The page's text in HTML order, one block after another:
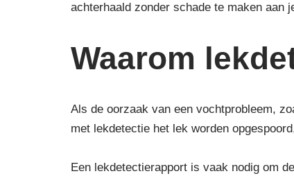
achterhaald zonder schade te maken aan
Waarom
Als de oorzaak van een vochtprobleem,
met lekdetectie het lek worden
Een lekdetectierapport is vaak nodig om